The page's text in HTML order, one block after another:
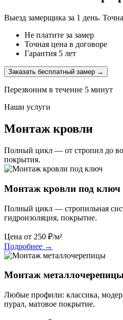
Выезд замерщика за 1 день.
Не платите за замер
Точная цена в договоре
Гарантия 5 лет
Заказать бесплатный замер →
Перезвоним в течение 5 минут
Наши услуги
Монтаж кровли
Полный цикл — от стропил до
покрытия.
Монтаж кровли под ключ
Полный цикл — стропильная
гидроизоляция, покрытие.
Цена от 250 ₽/м²
Подробнее →
Монтаж
Любые профили: классика,
пурал, матовое покрытие.